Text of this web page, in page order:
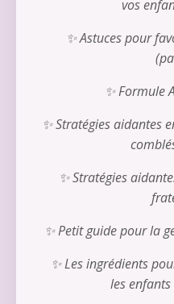
vos
✨ Astuces pour
✨ Formule
✨ Stratégies aidantes
✨ Stratégies
✨ Petit guide pour la
✨ Les ingrédients
les